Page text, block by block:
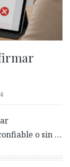
o sin …